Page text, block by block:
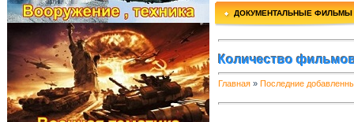
ДОКУМЕНТАЛЬНЫЕ ФИЛЬМЫ
Количество
Главная » Последние